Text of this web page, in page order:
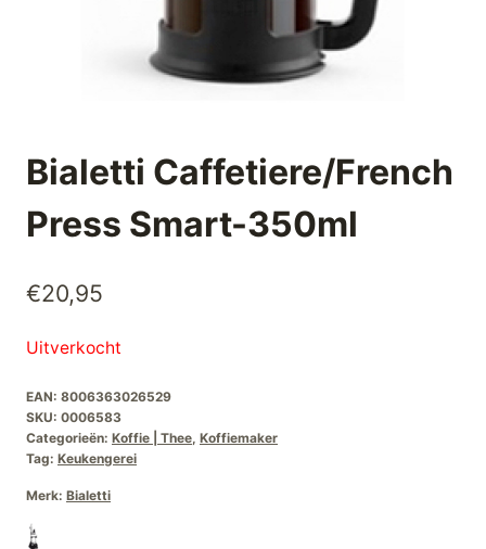
Bialetti Caffetiere/French
Press Smart-350ml
€20,95
Uitverkocht
EAN: 8006363026529
SKU: 0006583
Categorieën: Koffie | Thee, Koffiemaker
Tag: Keukengerei
Merk: Bialetti